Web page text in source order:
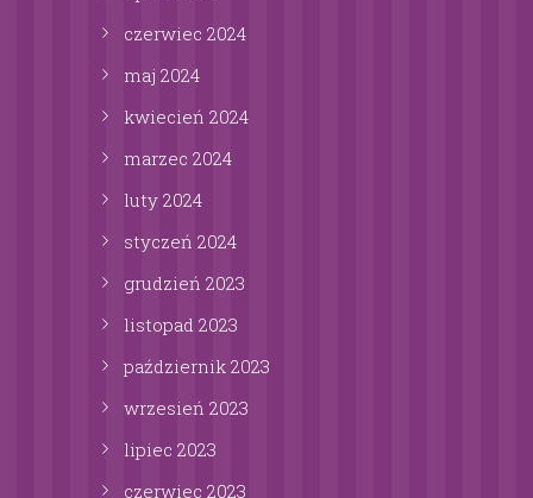
czerwiec 2024
maj 2024
kwiecień 2024
marzec 2024
luty 2024
styczeń 2024
grudzień 2023
listopad 2023
październik 2023
wrzesień 2023
lipiec 2023
czerwiec 2023